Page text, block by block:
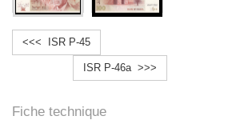
<<< ISR P-45
ISR P-46a >>>
Fiche technique